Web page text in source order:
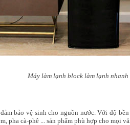
Máy làm lạnh block làm lạnh nhanh
bảo vệ sinh cho nguồn nước. Với độ
pha cà-phê ... sản phẩm phù hợp cho mọi